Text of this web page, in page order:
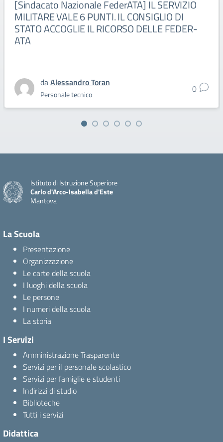
[Sindacato Nazionale FederATA] IL SERVIZIO
MILITARE VALE 6 PUNTI. IL CONSIGLIO DI
STATO ACCOGLIE IL RICORSO DELLE FEDER-
ATA
daAlessandro Toran
Personale tecnico 0
Istituto di Istruzione Superiore
Carlo d'Arco-Isabella d'Este
Mantova
La Scuola
Presentazione
Organizzazione
Le carte della scuola
I luoghi della scuola
Le persone
I numeri della scuola
La storia
I Servizi
Amministrazione Trasparente
Servizi per il personale scolastico
Servizi per famiglie e studenti
Indirizzi di studio
Biblioteche
Tutti i servizi
Didattica